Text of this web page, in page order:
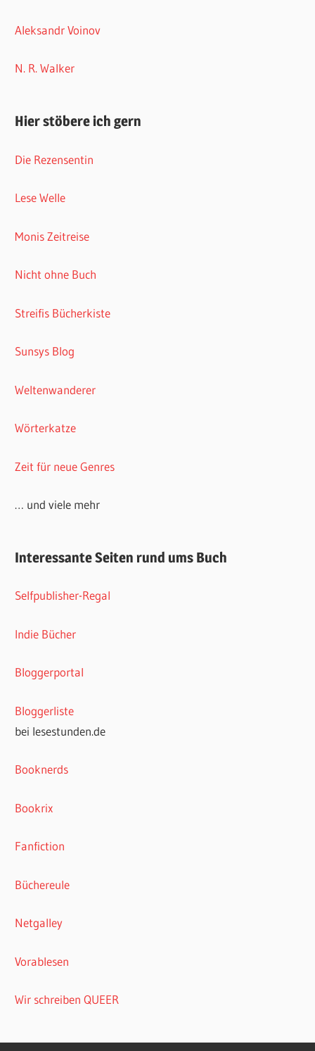
Aleksandr Voinov
N. R. Walker
Hier stöbere ich gern
Die Rezensentin
Lese Welle
Monis Zeitreise
Nicht ohne Buch
Streifis Bücherkiste
Sunsys Blog
Weltenwanderer
Wörterkatze
Zeit für neue Genres
… und viele mehr
Interessante Seiten rund ums Buch
Selfpublisher-Regal
Indie Bücher
Bloggerportal
Bloggerliste
bei lesestunden.de
Booknerds
Bookrix
Fanfiction
Büchereule
Netgalley
Vorablesen
Wir schreiben QUEER